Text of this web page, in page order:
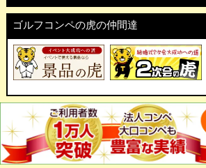
ゴルフコンペの虎の仲間達